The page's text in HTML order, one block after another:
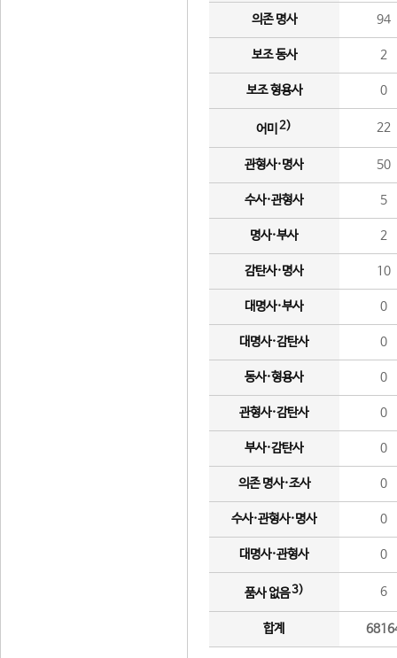
의존 명사 94
보조 동사 2
보조 형용사 0
어미 2) 22
관형사·명사 50
수사·관형사 5
명사·부사 2
감탄사·명사 10
대명사·부사 0
대명사·감탄사 0
동사·형용사 0
관형사·감탄사 0
부사·감탄사 0
의존 명사·조사 0
수사·관형사·명사 0
대명사·관형사 0
품사 없음3) 6
합계